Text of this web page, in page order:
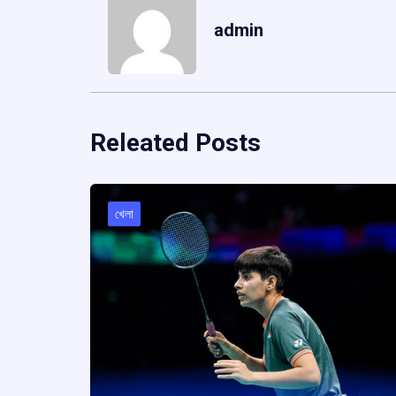
admin
Releated Posts
খেলা